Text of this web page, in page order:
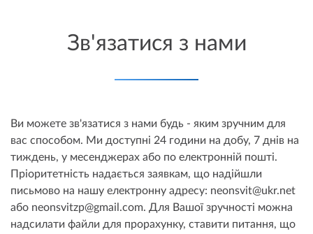
Зв'язатися з нами
Ви можете зв'язатися з нами будь - яким зручним для
вас способом. Ми доступні 24 години на добу, 7 днів на
тиждень, у месенджерах або по електронній пошті.
Пріоритетність надається заявкам, що надійшли
письмово на нашу електронну адресу: neonsvit@ukr.net
або neonsvitzp@gmail.com. Для Вашої зручності можна
надсилати файли для прорахунку, ставити питання, що